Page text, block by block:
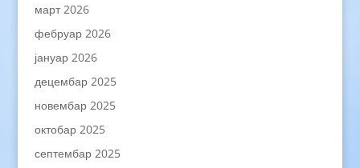
март 2026
фебруар 2026
јануар 2026
децембар 2025
новембар 2025
октобар 2025
септембар 2025